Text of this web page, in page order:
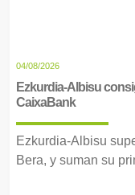
04/08/2026
Ezkurdia-Albisu
CaixaBank
Ezkurdia-Albisu
Bera, y suman su